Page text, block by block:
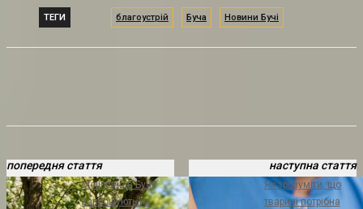
ТЕГИ благоустрій Буча Новини Бучі
попередня стаття
Мешканців Бучі
запрошують на
наступна стаття
Як зрозуміти, що
тварині потрібна